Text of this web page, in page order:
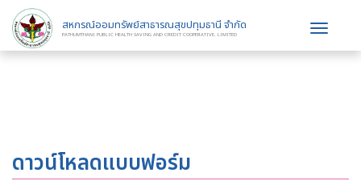
สหกรณ์ออมทรัพย์สาธารณสุขปทุมธานี จำกัด
PATHUMTHANI PUBLIC HEALTH SAVING AND CREDIT COOPERATIVE, LIMITED
Toggle
ดาวน์โหลดแบบฟอร์ม